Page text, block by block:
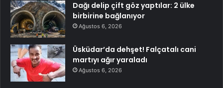
Dağı delip çift göz yaptılar: 2 ülke
birbirine bağlanıyor
Ağustos 6, 2026
Üsküdar’da dehşet! Falçatalı cani
martıyı ağır yaraladı
Ağustos 6, 2026